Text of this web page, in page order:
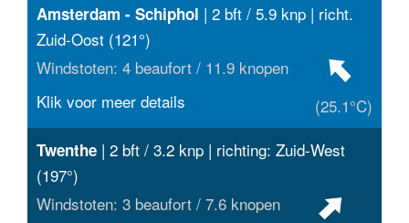
Amsterdam - Schiphol | 2 bft / 5.9 knp | richt.
Zuid-Oost (121°)
Windstoten: 4 beaufort / 11.9 knopen
(25.1°C)
Klik voor meer details
Twenthe | 2 bft / 3.2 knp | richting: Zuid-West
(197°)
Windstoten: 3 beaufort / 7.6 knopen